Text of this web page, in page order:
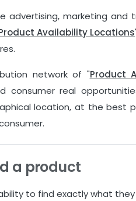
advertising, marketing and
Availability Locations
network of "Product
consumer real
location, at the best
a product
to find exactly what they